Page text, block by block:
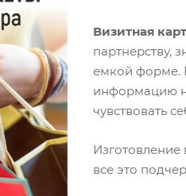
Визитная
партнерству,
емкой форме.
информацию
чувствовать
Изготовление
все это